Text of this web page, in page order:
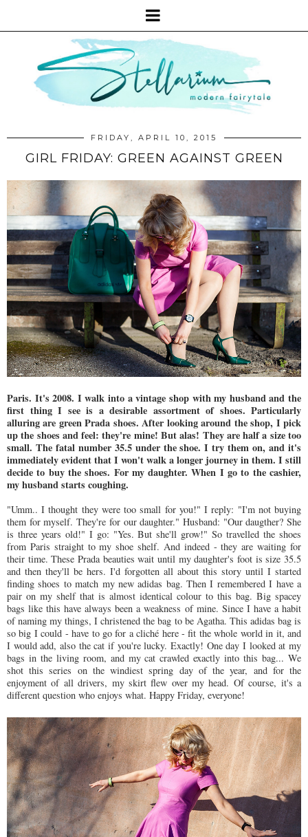
FRIDAY, APRIL 10, 2015
GIRL FRIDAY: GREEN AGAINST GREEN
Paris. It's 2008. I walk into a vintage shop with my husband and the
first thing I see is a desirable assortment of shoes. Particularly
alluring are green Prada shoes. After looking around the shop, I pick
up the shoes and feel: they're mine! But alas! They are half a size too
small. The fatal number 35.5 under the shoe. I try them on, and it's
immediately evident that I won't walk a longer journey in them. I still
decide to buy the shoes. For my daughter. When I go to the cashier,
my husband starts coughing.
"Umm.. I thought they were too small for you!" I reply: "I'm not buying
them for myself. They're for our daughter." Husband: "Our daugther? She
is three years old!" I go: "Yes. But she'll grow!" So travelled the shoes
from Paris straight to my shoe shelf. And indeed - they are waiting for
their time. These Prada beauties wait until my daughter's foot is size 35.5
and then they'll be hers. I'd forgotten all about this story until I started
finding shoes to match my new adidas bag. Then I remembered I have a
pair on my shelf that is almost identical colour to this bag. Big spacey
bags like this have always been a weakness of mine. Since I have a habit
of naming my things, I christened the bag to be Agatha. This adidas bag is
so big I could - have to go for a cliché here - fit the whole world in it, and
I would add, also the cat if you're lucky. Exactly! One day I looked at my
bags in the living room, and my cat crawled exactly into this bag... We
shot this series on the windiest spring day of the year, and for the
enjoyment of all drivers, my skirt flew over my head. Of course, it's a
different question who enjoys what. Happy Friday, everyone!